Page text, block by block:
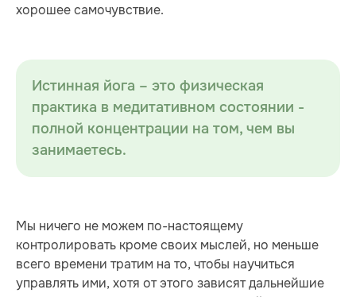
хорошее самочувствие.
Истинная йога – это физическая
практика в медитативном состоянии -
полной концентрации на том, чем вы
занимаетесь.
Мы ничего не можем по-настоящему
контролировать кроме своих мыслей, но меньше
всего времени тратим на то, чтобы научиться
управлять ими, хотя от этого зависят дальнейшие